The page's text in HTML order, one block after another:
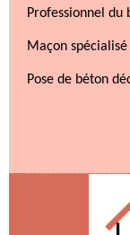
Professionnel
Maçon
Pose de béton